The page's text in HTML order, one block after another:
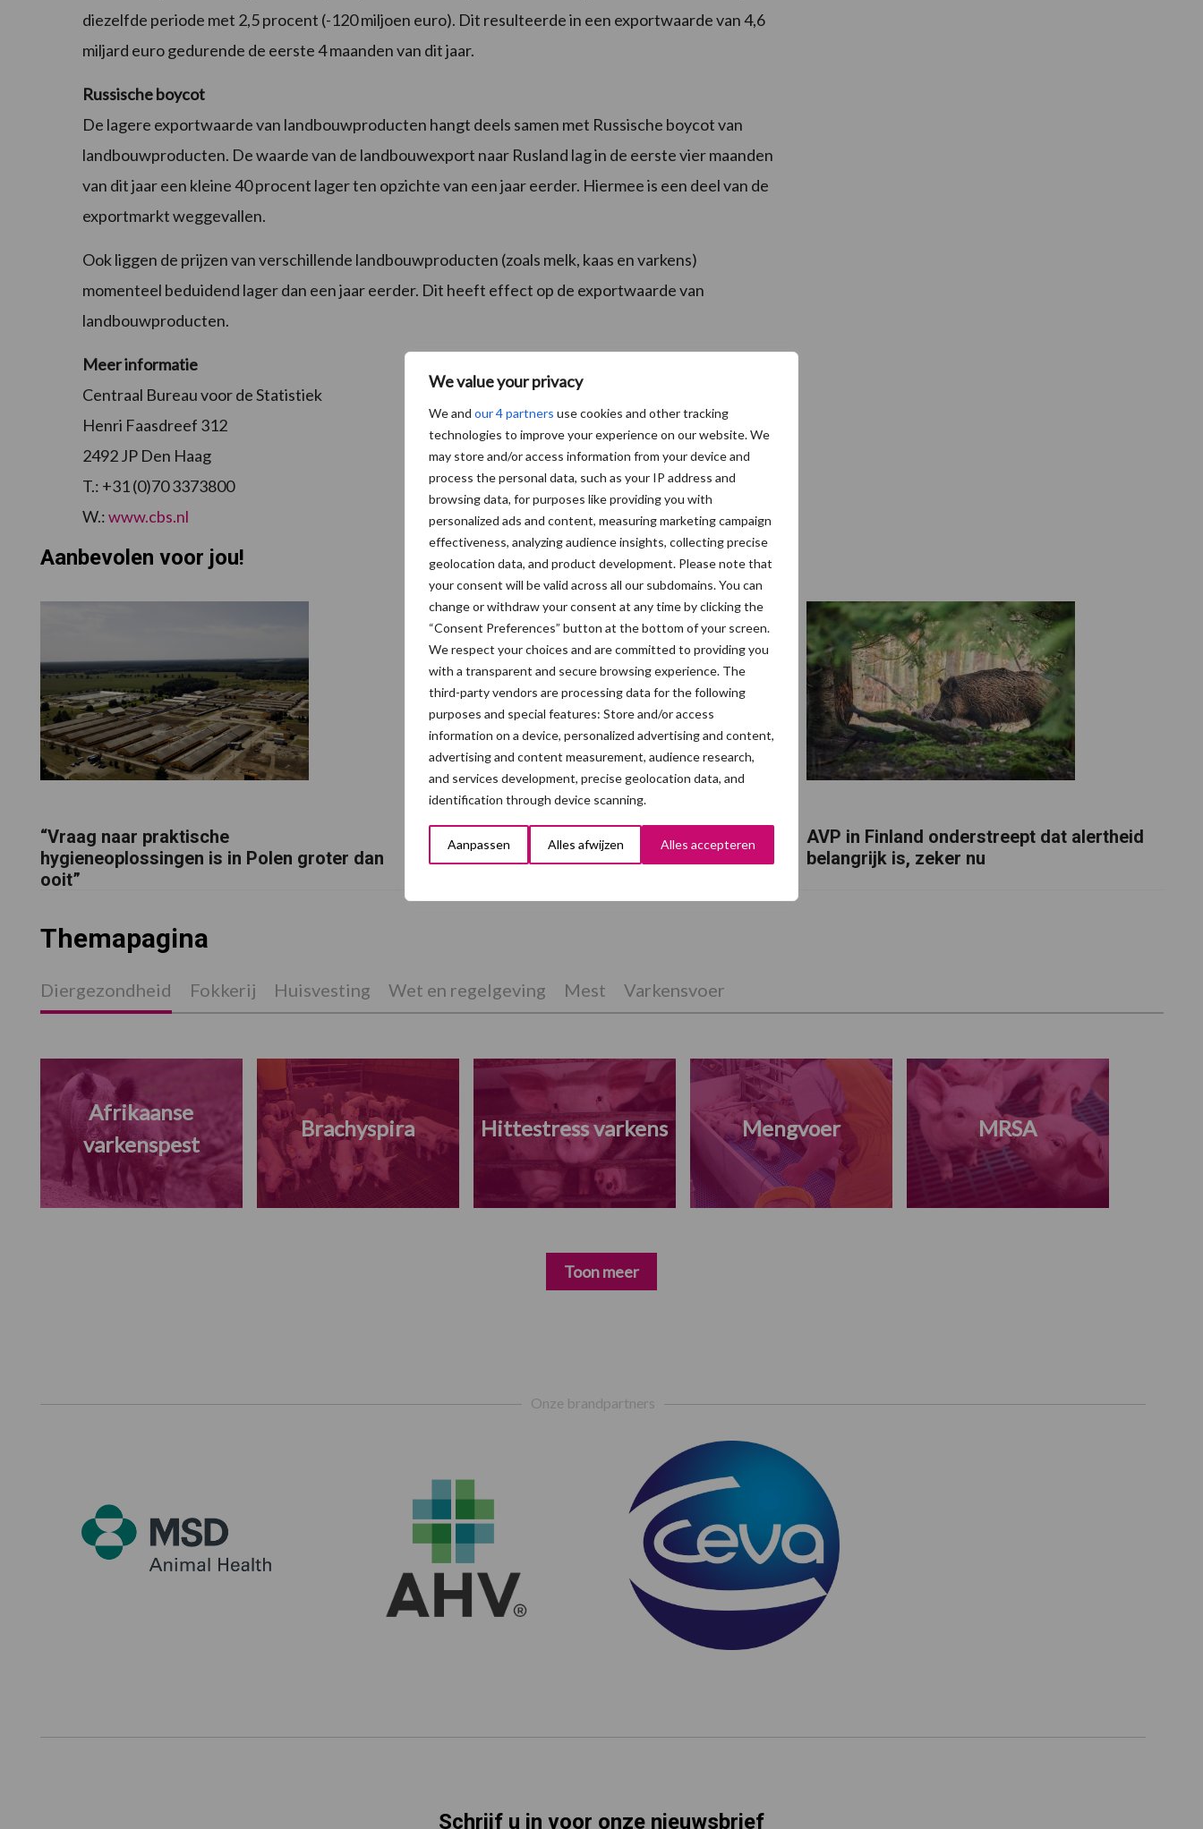
We value your privacy
We and our 4 partners use cookies and other tracking
technologies to improve your experience on our website. We
may store and/or access information from your device and
process the personal data, such as your IP address and
browsing data, for purposes like providing you with
personalized ads and content, measuring marketing campaign
effectiveness, analyzing audience insights, collecting precise
geolocation data, and product development. Please note that
your consent will be valid across all our subdomains. You can
change or withdraw your consent at any time by clicking the
“Consent Preferences” button at the bottom of your screen.
We respect your choices and are committed to providing you
with a transparent and secure browsing experience. The
third-party vendors are processing data for the following
purposes and special features: Store and/or access
information on a device, personalized advertising and content,
advertising and content measurement, audience research,
and services development, precise geolocation data, and
identification through device scanning.
Aanpassen Alles afwijzen Alles accepteren
diezelfde periode met 2,5 procent (-120 miljoen euro). Dit resulteerde in een exportwaarde van 4,6
miljard euro gedurende de eerste 4 maanden van dit jaar.
Russische boycot
De lagere exportwaarde van landbouwproducten hangt deels samen met Russische boycot van
landbouwproducten. De waarde van de landbouwexport naar Rusland lag in de eerste vier maanden
van dit jaar een kleine 40 procent lager ten opzichte van een jaar eerder. Hiermee is een deel van de
exportmarkt weggevallen.
Ook liggen de prijzen van verschillende landbouwproducten (zoals melk, kaas en varkens)
momenteel beduidend lager dan een jaar eerder. Dit heeft effect op de exportwaarde van
landbouwproducten.
Meer informatie
Centraal Bureau voor de Statistiek
Henri Faasdreef 312
2492 JP Den Haag
T.: +31 (0)70 3373800
W.:www.cbs.nl
Aanbevolen voor jou!
“Vraag naar praktische
hygieneoplossingen is in Polen groter dan
ooit”
Eliminatieprotocol voor
Mycoplasma hyopneumoniae
AVP in Finland onderstreept dat alertheid
belangrijk is, zeker nu
Themapagina
Diergezondheid Fokkerij Huisvesting Wet en regelgeving Mest Varkensvoer
Afrikaanse
varkenspest
Brachyspira Hittestress varkens Mengvoer MRSA
Toon meer
Onze brandpartners
Schrijf u in voor onze nieuwsbrief